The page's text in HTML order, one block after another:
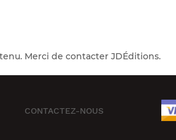
Merci de contacter JDÉditions.
CONTACTEZ-NOUS